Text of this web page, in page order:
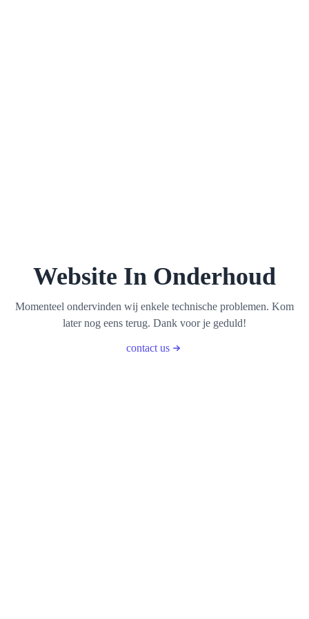
Website In Onderhoud
Momenteel ondervinden wij enkele technische problemen. Kom
later nog eens terug. Dank voor je geduld!
contact us